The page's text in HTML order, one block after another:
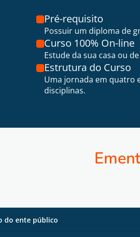
Pré-requisito
Possuir um diploma de
Curso 100% On-line
Estude da sua casa ou
Estrutura do Curso
Uma jornada em quatro
disciplinas.
do ente público